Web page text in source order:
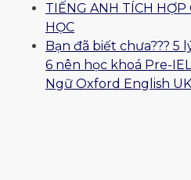
TIẾNG ANH TÍCH HỢP
HỌC
Bạn đã biết chưa??? 5
6 nên học khoá Pre-
Ngữ Oxford English